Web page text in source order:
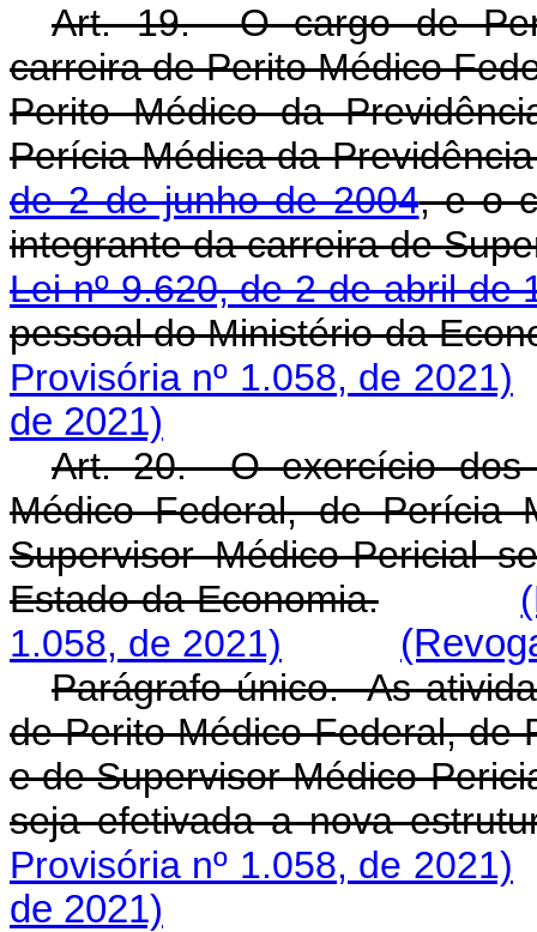
Art. 19. O cargo de
carreira de Perito Médico
Perito Médico da
Perícia Médica da
de 2 de junho de 2004, e o
integrante da carreira de
Lei nº 9.620, de 2 de abril de
pessoal do Ministério da
Provisória nº 1.058, de 2021)
de 2021)
Art. 20. O exercício dos
Médico Federal, de Perícia
Supervisor Médico-Pericial
Estado da Economia.
1.058, de 2021)
Parágrafo único. As
de Perito Médico Federal, de
e de Supervisor Médico-
seja efetivada a nova
Provisória nº 1.058, de 2021)
de 2021)